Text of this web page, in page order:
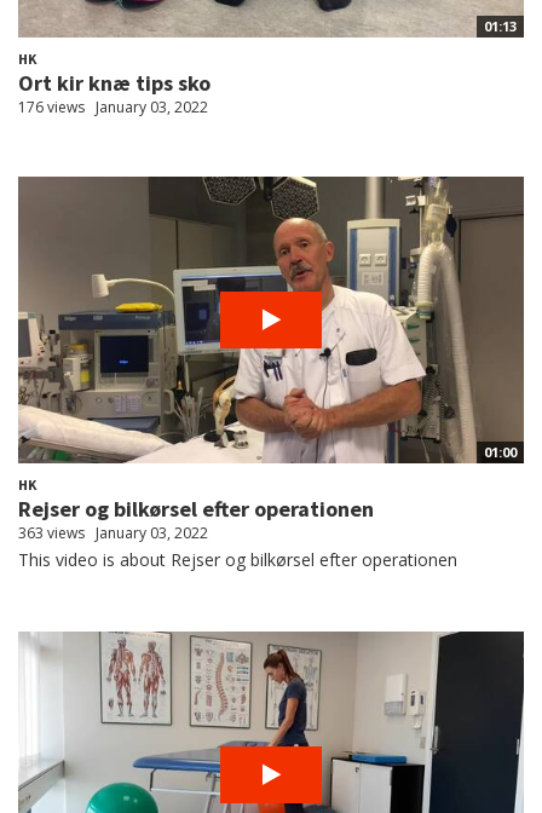
01:13
HK
Ort kir knæ tips sko
176 views January 03, 2022
01:00
HK
Rejser og bilkørsel efter operationen
363 views January 03, 2022
This video is about Rejser og bilkørsel efter operationen